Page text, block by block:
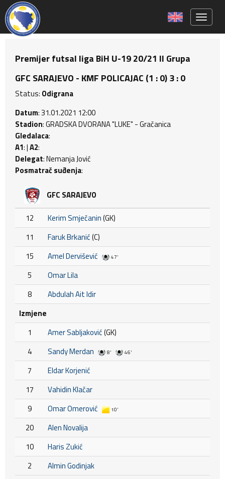
Premijer futsal liga BiH U-19 20/21 II Grupa
GFC SARAJEVO - KMF POLICAJAC (1 : 0) 3 : 0
Status: Odigrana
Datum: 31.01.2021 12:00
Stadion: GRADSKA DVORANA "LUKE" - Gračanica
Gledalaca:
A1: |A2:
Delegat: Nemanja Jović
Posmatrač suđenja:
GFC SARAJEVO
12 Kerim Smječanin(GK)
11
Faruk Brkanić(C)
15
Amel Dervišević 47'
5
Omar Lila
8
Abdulah Ait Idir
Izmjene
1
Amer Sabljaković(GK)
4
Sandy Merdan 8' 46'
7
Eldar Korjenić
17
Vahidin Klačar
9
Omar Omerović 10'
20
Alen Novalija
10
Haris Zukić
2
Almin Godinjak